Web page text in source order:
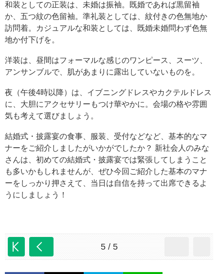
和装としての正装は、未婚は振袖。既婚であれば黒留袖
か、五つ紋の色留袖。準礼装としては、紋付きの色無地か
訪問着。カジュアルな和装としては、既婚未婚問わず色無
地か付下げを。
洋装は、昼間はフォーマルな感じのワンピース、スーツ、
アンサンブルで、肌があまりに露出していないものを。
夜（午後4時以降）は、イブニングドレスやカクテルドレス
に、大胆にアクセサリーもつけ華やかに。会場の格や雰囲
気も考えて選びましょう。
結婚式・披露宴の食事、服装、受付などなど、基本的なマ
ナーをご紹介しましたがいかがでしたか？ 新社会人のみな
さんは、初めての結婚式・披露宴では緊張してしまうこと
も多いかもしれませんが、ぜひ今回ご紹介した基本のマナ
ーをしっかり押さえて、当日は自信を持って出席できるよ
うにしましょう！
5 / 5